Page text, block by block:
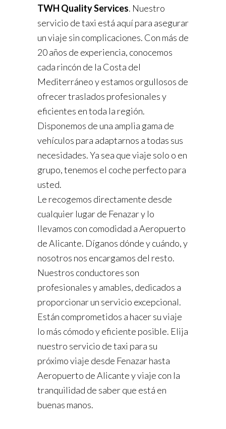
TWH Quality Services. Nuestro
servicio de taxi está aquí para asegurar
un viaje sin complicaciones. Con más de
20 años de experiencia, conocemos
cada rincón de la Costa del
Mediterráneo y estamos orgullosos de
ofrecer traslados profesionales y
eficientes en toda la región.
Disponemos de una amplia gama de
vehículos para adaptarnos a todas sus
necesidades. Ya sea que viaje solo o en
grupo, tenemos el coche perfecto para
usted.
Le recogemos directamente desde
cualquier lugar de Fenazar y lo
llevamos con comodidad a Aeropuerto
de Alicante. Díganos dónde y cuándo, y
nosotros nos encargamos del resto.
Nuestros conductores son
profesionales y amables, dedicados a
proporcionar un servicio excepcional.
Están comprometidos a hacer su viaje
lo más cómodo y eficiente posible. Elija
nuestro servicio de taxi para su
próximo viaje desde Fenazar hasta
Aeropuerto de Alicante y viaje con la
tranquilidad de saber que está en
buenas manos.